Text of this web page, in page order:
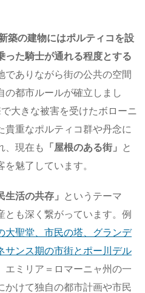
新築の建物にはポルティコを設
った騎士が通れる程度とする
でありながら街の公共の空間
の都市ルールが確立しまし
大きな被害を受けたボローニ
貴重なポルティコ群や丹念に
、現在も
「屋根のある街」
と
魅了しています。
生活の共存」
というテーマ
とも深く繋がっています。例
大聖堂、市民の塔、グランデ
サンス期の市街とポー川デル
エミリア＝ロマーニャ州の一
かけて独自の都市計画や市民